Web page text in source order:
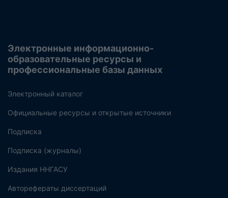
Электронные информационно-
образовательные ресурсы и
профессиональные базы данных
Электронный каталог
Официальные ресурсы и открытые источники
Подписка
Подписка (журналы)
Издания ННГАСУ
Авторефераты диссертаций